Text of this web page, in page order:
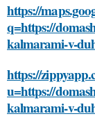
https://
q=https://
kalmarami-v-
https://
u=https://
kalmarami-v-